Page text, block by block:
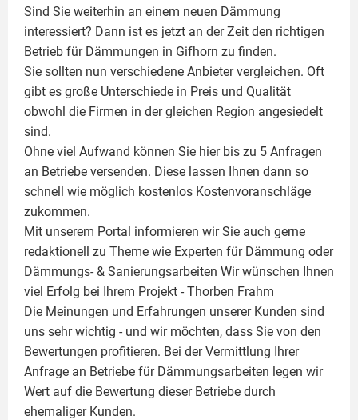
Sind Sie weiterhin an einem neuen Dämmung
interessiert? Dann ist es jetzt an der Zeit den richtigen
Betrieb für Dämmungen in Gifhorn zu finden.
Sie sollten nun verschiedene Anbieter vergleichen. Oft
gibt es große Unterschiede in Preis und Qualität
obwohl die Firmen in der gleichen Region angesiedelt
sind.
Ohne viel Aufwand können Sie hier bis zu 5 Anfragen
an Betriebe versenden. Diese lassen Ihnen dann so
schnell wie möglich kostenlos Kostenvoranschläge
zukommen.
Mit unserem Portal informieren wir Sie auch gerne
redaktionell zu Theme wie Experten für Dämmung oder
Dämmungs- & Sanierungsarbeiten Wir wünschen Ihnen
viel Erfolg bei Ihrem Projekt - Thorben Frahm
Die Meinungen und Erfahrungen unserer Kunden sind
uns sehr wichtig - und wir möchten, dass Sie von den
Bewertungen profitieren. Bei der Vermittlung Ihrer
Anfrage an Betriebe für Dämmungsarbeiten legen wir
Wert auf die Bewertung dieser Betriebe durch
ehemaliger Kunden.